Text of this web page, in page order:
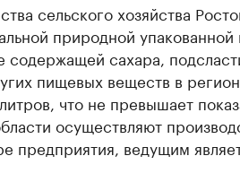
сельского хозяйства
природной упакованной
содержащей сахара,
пищевых веществ в
что не превышает
осуществляют
предприятия, ведущим